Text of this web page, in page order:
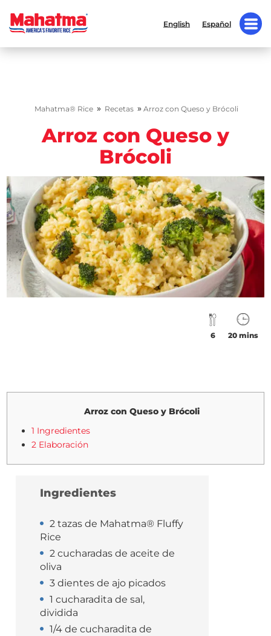
English Español
Mahatma® Rice » Recetas » Arroz con Queso y Brócoli
Arroz con Queso y
Brócoli
6 20 mins
Arroz con Queso y Brócoli
1 Ingredientes
2 Elaboración
Ingredientes
2 tazas de Mahatma® Fluffy
Rice
2 cucharadas de aceite de
oliva
3 dientes de ajo picados
1 cucharadita de sal,
dividida
1/4 de cucharadita de